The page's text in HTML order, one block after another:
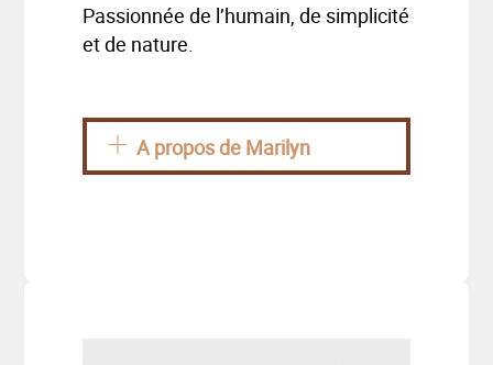
Passionnée de l’humain, de simplicité
et de nature.
A propos de Marilyn